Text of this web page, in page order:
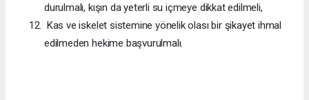
durulmalı, kışın da yeterli su içmeye dikkat edilmeli,
Kas ve iskelet sistemine yönelik olası bir şikayet ihmal
edilmeden hekime başvurulmalı.